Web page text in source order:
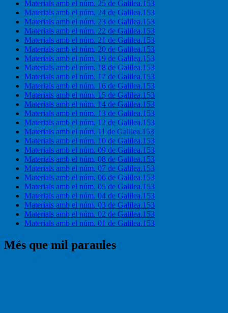
Materials amb el núm. 25 de Galilea.153
Materials amb el núm. 24 de Galilea.153
Materials amb el núm. 23 de Galilea.153
Materials amb el núm. 22 de Galilea.153
Materials amb el núm. 21 de Galilea.153
Materials amb el núm. 20 de Galilea.153
Materials amb el núm. 19 de Galilea.153
Materials amb el núm. 18 de Galilea.153
Materials amb el núm. 17 de Galilea.153
Materials amb el núm. 16 de Galilea.153
Materials amb el núm. 15 de Galilea.153
Materials amb el núm. 14 de Galilea.153
Materials amb el núm. 13 de Galilea.153
Materials amb el núm. 12 de Galilea.153
Materials amb el núm. 11 de Galilea.153
Materials amb el núm. 10 de Galilea.153
Materials amb el núm. 09 de Galilea.153
Materials amb el núm. 08 de Galilea.153
Materials amb el núm. 07 de Galilea.153
Materials amb el núm. 06 de Galilea.153
Materials amb el núm. 05 de Galilea.153
Materials amb el núm. 04 de Galilea.153
Materials amb el núm. 03 de Galilea.153
Materials amb el núm. 02 de Galilea.153
Materials amb el núm. 01 de Galilea.153
Més que mil paraules